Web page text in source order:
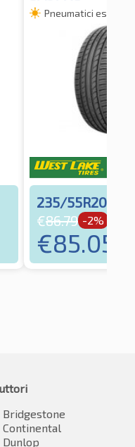
Pneumatici estivi
235/55R20
€86.79 -2%
€85.05
Bridgestone
Continental
Dunlop